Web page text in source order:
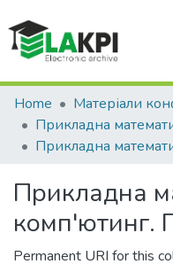
Communities &
All of DSpace
Home
Прикладна
комп'ютинг.
Permanent URI for this